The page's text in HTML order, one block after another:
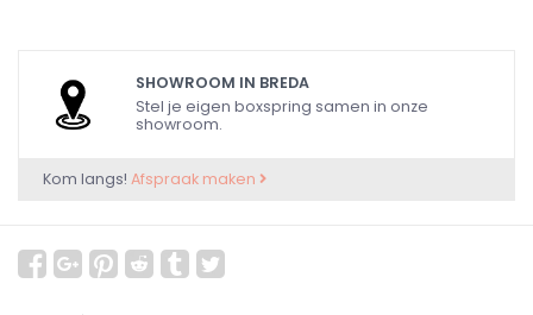
SHOWROOM IN BREDA
Stel je eigen boxspring samen in onze
showroom.
Kom langs! Afspraak maken